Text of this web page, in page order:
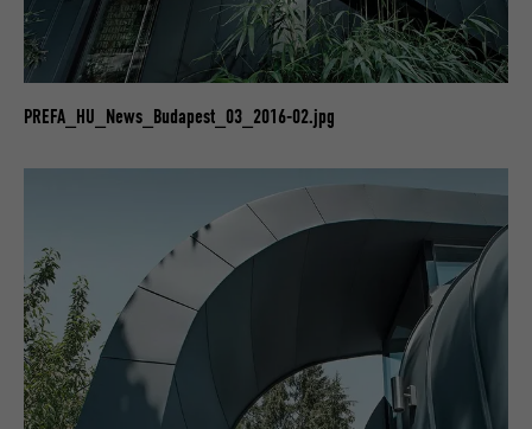
PREFA_HU_News_Budapest_03_2016-02.jpg